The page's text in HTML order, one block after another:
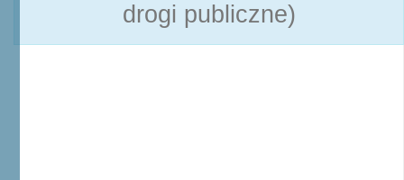
drogi publiczne)